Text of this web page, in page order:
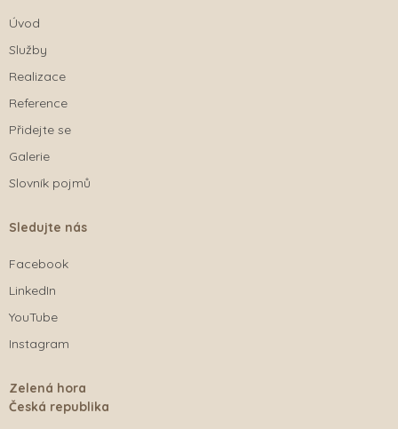
Úvod
Služby
Realizace
Reference
Přidejte se
Galerie
Slovník pojmů
Sledujte nás
Facebook
LinkedIn
YouTube
Instagram
Zelená hora
Česká republika